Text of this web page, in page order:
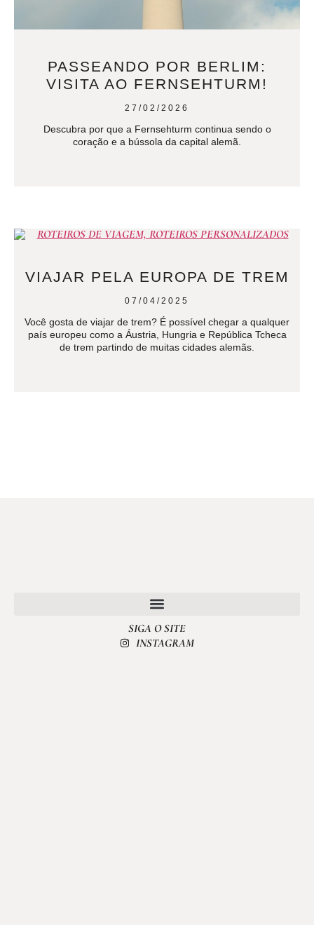
PASSEANDO POR BERLIM:
VISITA AO FERNSEHTURM!
27/02/2026
Descubra por que a Fernsehturm continua sendo o
coração e a bússola da capital alemã.
VIAJAR PELA EUROPA DE TREM
07/04/2025
Você gosta de viajar de trem? É possível chegar a qualquer
país europeu como a Áustria, Hungria e República Tcheca
de trem partindo de muitas cidades alemãs.
SIGA O SITE
INSTAGRAM